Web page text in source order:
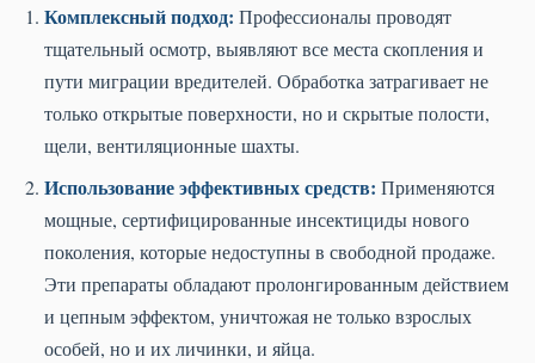
Комплексный подход: Профессионалы проводят
тщательный осмотр, выявляют все места скопления и
пути миграции вредителей. Обработка затрагивает не
только открытые поверхности, но и скрытые полости,
щели, вентиляционные шахты.
Использование эффективных средств: Применяются
мощные, сертифицированные инсектициды нового
поколения, которые недоступны в свободной продаже.
Эти препараты обладают пролонгированным действием
и цепным эффектом, уничтожая не только взрослых
особей, но и их личинки, и яйца.